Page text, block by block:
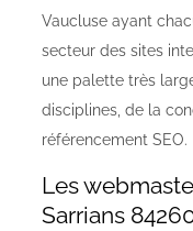
Vaucluse ayant
secteur des sites
une palette très
disciplines, de la
référencement SEO.
Les
Sarrians